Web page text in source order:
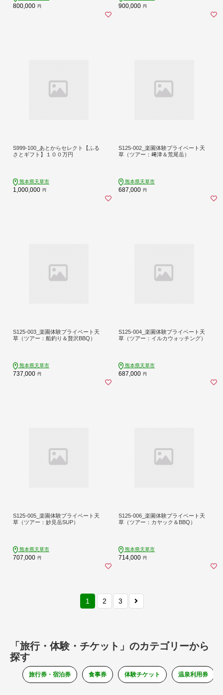
800,000 円 900,000 円
S999-100_あとからセレクト【ふる
さとギフト】１００万円
熊本県天草市
1,000,000 円
S125-002_楽園体験プライベート天
草（ツアー：﨑津＆荒尾岳）
熊本県天草市
687,000 円
S125-003_楽園体験プライベート天
草（ツアー：船釣り＆贅沢BBQ）
熊本県天草市
737,000 円
S125-004_楽園体験プライベート天
草（ツアー：イルカウォッチング）
熊本県天草市
687,000 円
S125-005_楽園体験プライベート天
草（ツアー：妙見岳SUP）
熊本県天草市
707,000 円
S125-006_楽園体験プライベート天
草（ツアー：カヤック＆BBQ）
熊本県天草市
714,000 円
1 2 3
「旅行・体験・チケット」のカテゴリーから
探す
旅行券・宿泊券 食事券 体験チケット 温泉利用券